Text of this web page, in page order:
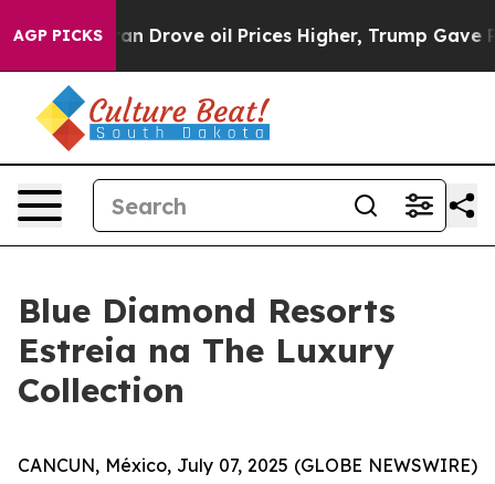
AGP PICKS
Iran Drove oil Prices Higher, Trump Gave
Blue Diamond Resorts
Estreia na The Luxury
Collection
CANCUN, México, July 07, 2025 (GLOBE NEWSWIRE)